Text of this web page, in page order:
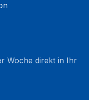
Woche direkt in Ihr